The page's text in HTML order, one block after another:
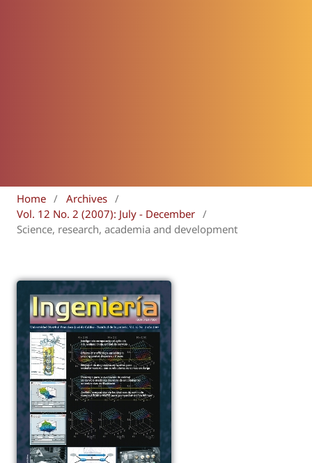
Home / Archives /
Vol. 12 No. 2 (2007): July - December /
Science, research, academia and development